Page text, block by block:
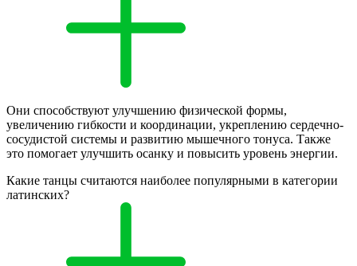
Они способствуют улучшению физической формы,
увеличению гибкости и координации, укреплению сердечно-
сосудистой системы и развитию мышечного тонуса. Также
это помогает улучшить осанку и повысить уровень энергии.
Какие танцы считаются наиболее популярными в категории
латинских?